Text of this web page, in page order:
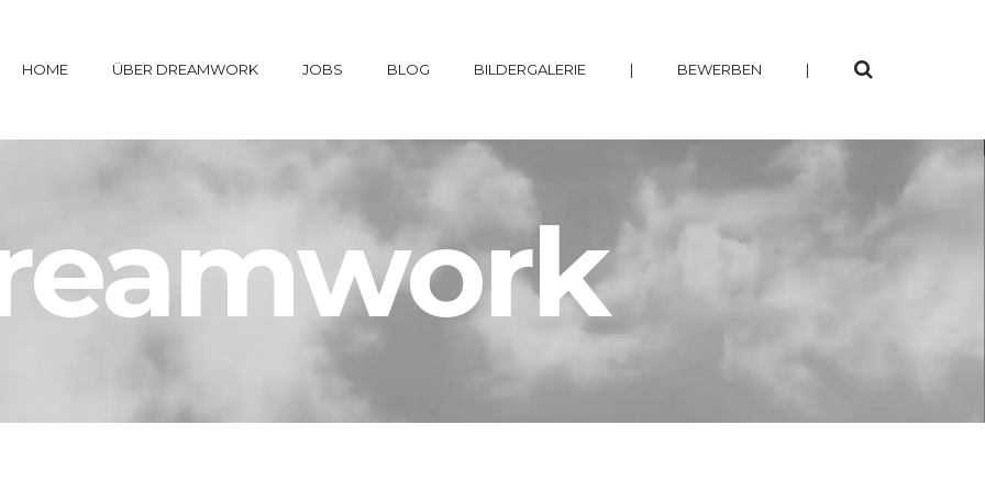
HOME ÜBER DREAMWORK JOBS BLOG BILDERGALERIE | BEWERBEN |